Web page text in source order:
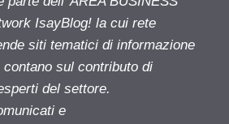
IsayBlog! la cui rete
siti tematici di informazione
contano sul contributo di
del settore.
e